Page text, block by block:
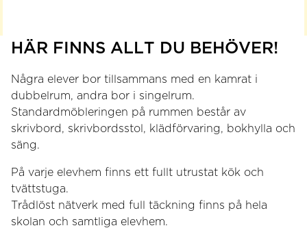
HÄR FINNS ALLT DU BEHÖVER!
Några elever bor tillsammans med en kamrat i
dubbelrum, andra bor i singelrum.
Standardmöbleringen på rummen består av
skrivbord, skrivbordsstol, klädförvaring, bokhylla och
säng.
På varje elevhem finns ett fullt utrustat kök och
tvättstuga.
Trådlöst nätverk med full täckning finns på hela
skolan och samtliga elevhem.